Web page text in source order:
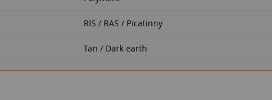
RIS / RAS / Picatinny
Tan / Dark earth